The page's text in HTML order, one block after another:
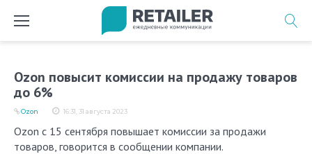
Ozon повысит комиссии на продажу товаров
до 6%
16:31, 31 августа 2023
Ozon
Ozon с 15 сентября повышает комиссии за продажи
товаров, говорится в сообщении компании.